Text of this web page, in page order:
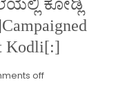
ಕೋಡ್ಲಿ
Kodli[:]
off